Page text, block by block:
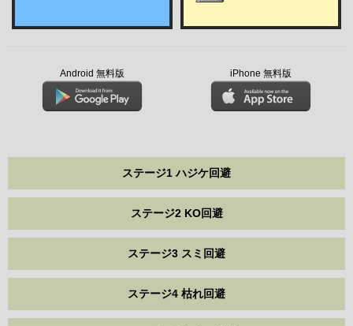
Android 無料版 iPhone 無料版
ステージ1 ハジケ回避
ステージ2 KO回避
ステージ3 スミ回避
ステージ4 枯れ回避